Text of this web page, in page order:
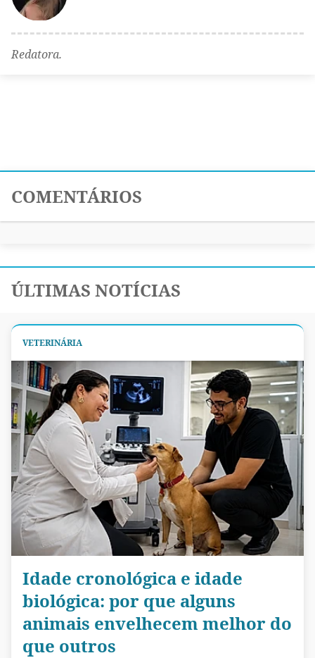
Redatora.
COMENTÁRIOS
ÚLTIMAS NOTÍCIAS
VETERINÁRIA
Idade cronológica e idade
biológica: por que alguns
animais envelhecem melhor do
que outros